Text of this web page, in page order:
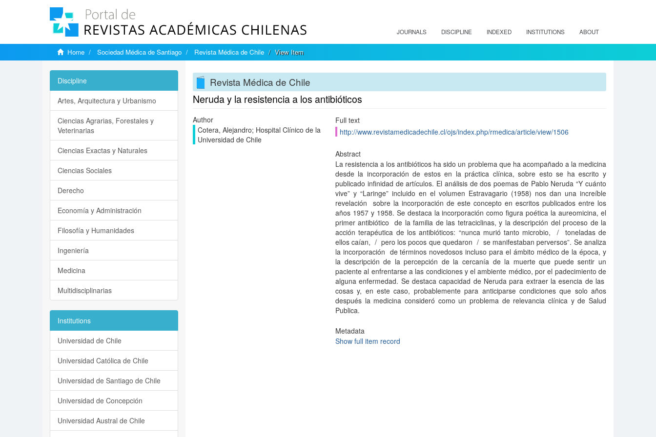
JOURNALS DISCIPLINE INDEXED INSTITUTIONS ABOUT
Home Sociedad Médica de Santiago Revista Médica de Chile View Item
Revista Médica de Chile
Neruda y la resistencia a los antibióticos
Author
Cotera, Alejandro; Hospital Clínico de la
Universidad de Chile
Full text
http://www.revistamedicadechile.cl/ojs/index.php/rmedica/article/view/1506
Abstract
La resistencia a los antibióticos ha sido un problema que ha acompañado a la medicina
desde la incorporación de estos en la práctica clínica, sobre esto se ha escrito y
publicado infinidad de artículos. El análisis de dos poemas de Pablo Neruda “Y cuánto
vive” y “Laringe” incluido en el volumen Estravagario (1958) nos dan una increíble
revelación sobre la incorporación de este concepto en escritos publicados entre los
años 1957 y 1958. Se destaca la incorporación como figura poética la aureomicina, el
primer antibiótico de la familia de las tetraciclinas, y la descripción del proceso de la
acción terapéutica de los antibióticos: “nunca murió tanto microbio, / toneladas de
ellos caían, / pero los pocos que quedaron / se manifestaban perversos”. Se analiza
la incorporación de términos novedosos incluso para el ámbito médico de la época, y
la descripción de la percepción de la cercanía de la muerte que puede sentir un
paciente al enfrentarse a las condiciones y el ambiente médico, por el padecimiento de
alguna enfermedad. Se destaca capacidad de Neruda para extraer la esencia de las
cosas y, en este caso, probablemente para anticiparse condiciones que solo años
después la medicina consideró como un problema de relevancia clínica y de Salud
Publica.
Metadata
Show full item record
Discipline
Artes, Arquitectura y Urbanismo
Ciencias Agrarias, Forestales y
Veterinarias
Ciencias Exactas y Naturales
Ciencias Sociales
Derecho
Economía y Administración
Filosofía y Humanidades
Ingeniería
Medicina
Multidisciplinarias
Institutions
Universidad de Chile
Universidad Católica de Chile
Universidad de Santiago de Chile
Universidad de Concepción
Universidad Austral de Chile